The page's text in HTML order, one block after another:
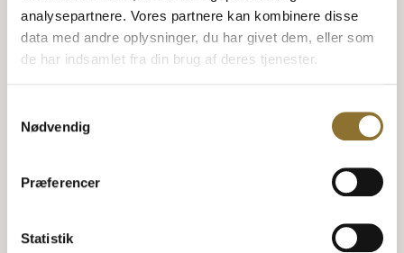
analysepartnere. Vores partnere kan kombinere disse
data med andre oplysninger, du har givet dem, eller som
de har indsamlet fra din brug af deres tjenester.
Nødvendig
Præferencer
Statistik
Se også disse produkter
−
Mia Lykke Sea Salt krydderi
SORT PEBER